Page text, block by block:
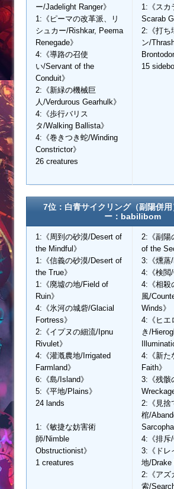
ー/Jadelight Ranger》
1:《ピーマの改革派、リ
シュカー/Rishkar, Peema
Renegade》
4:《導路の召使
い/Servant of the
Conduit》
2:《新緑の機械巨
人/Verdurous Gearhulk》
4:《歩行バリス
タ/Walking Ballista》
4:《巻きつき蛇/Winding
Constrictor》
26 creatures
1:《スカ
Scarab
2:《打ち
ン/
15
7位：白青サイクリング（副陽併
ー：babilibom
1:《周到の砂漠/Desert of
the Mindful》
1:《信義の砂漠/Desert of
the True》
1:《廃墟の地/Field of
Ruin》
4:《氷河の城砦/Glacial
Fortress》
2:《イプヌの細流/Ipnu
Rivulet》
4:《灌漑農地/Irrigated
Farmland》
6:《島/Island》
5:《平地/Plains》
24 lands
1:《敏捷な妨害術
師/Nimble
Obstructionist》
1 creatures
2:《副陽
of the
3:《燻蒸/
4:《検閲/
4:《相殺
風/
Winds》
4:《ヒエ
き/
4:《新た
Faith》
3:《残骸
Wreckage
2:《見捨
棺/
4:《排斥/
3:《ドレ
地/Drake
2:《アズ
索/